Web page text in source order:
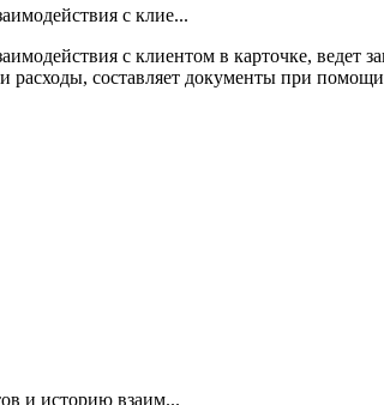
с клие...
с клиентом в карточке, ведет
расходы, составляет документы при
и историю взаим...